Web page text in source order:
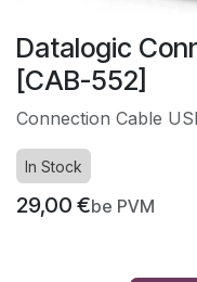
Datalogic
[CAB-552]
Connection Cable
In Stock
29,00 €be PVM